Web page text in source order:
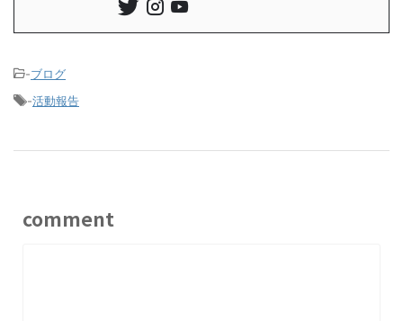
-ブログ
-活動報告
comment